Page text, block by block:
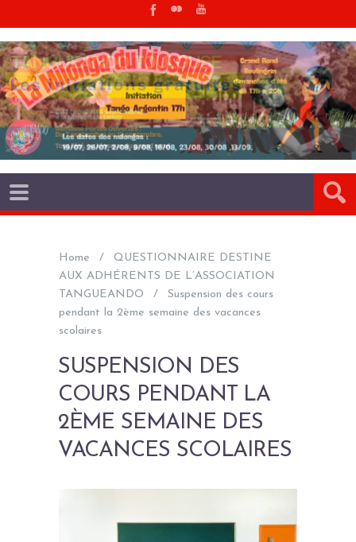
Home
QUESTIONNAIRE DESTINE
AUX ADHÉRENTS DE L’ASSOCIATION
TANGUEANDO
Suspension des cours
pendant la 2ème semaine des vacances
scolaires
SUSPENSION DES
COURS PENDANT LA
2ÈME SEMAINE DES
VACANCES SCOLAIRES